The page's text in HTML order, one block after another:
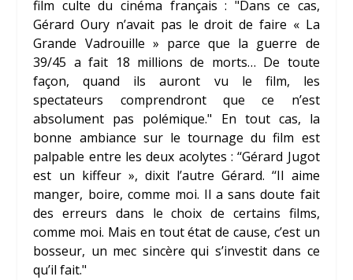
film culte du cinéma français : "Dans ce cas,
Gérard Oury n’avait pas le droit de faire « La
Grande Vadrouille » parce que la guerre de
39/45 a fait 18 millions de morts… De toute
façon, quand ils auront vu le film, les
spectateurs comprendront que ce n’est
absolument pas polémique." En tout cas, la
bonne ambiance sur le tournage du film est
palpable entre les deux acolytes : ‘‘Gérard Jugot
est un kiffeur », dixit l’autre Gérard. ‘‘Il aime
manger, boire, comme moi. Il a sans doute fait
des erreurs dans le choix de certains films,
comme moi. Mais en tout état de cause, c’est un
bosseur, un mec sincère qui s’investit dans ce
qu’il fait."